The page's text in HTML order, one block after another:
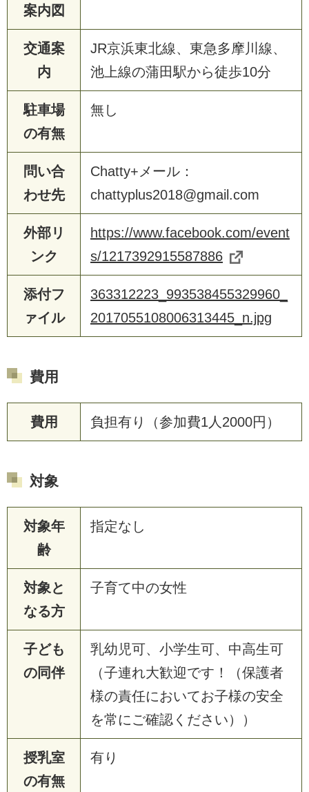
案内図
交通案
内
JR京浜東北線、東急多摩川線、
池上線の蒲田駅から徒歩10分
駐車場
の有無
無し
問い合
わせ先
Chatty+メール：
chattyplus2018@gmail.com
外部リ
ンク
https://www.facebook.com/event
s/1217392915587886
添付フ
ァイル
363312223_993538455329960_
2017055108006313445_n.jpg
費用
費用 負担有り（参加費1人2000円）
対象
対象年
齢
指定なし
対象と
なる方
子育て中の女性
子ども
の同伴
乳幼児可、小学生可、中高生可
（子連れ大歓迎です！（保護者
様の責任においてお子様の安全
を常にご確認ください））
授乳室
の有無
有り